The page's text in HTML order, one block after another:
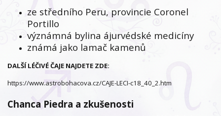
ze středního Peru, provincie Coronel
Portillo
význámná bylina ájurvédské medicíny
známá jako lamač kamenů
DALŠÍ LÉČIVÉ ČAJE NAJDETE ZDE:
https://www.astrobohacova.cz/CAJE-LECI-c18_40_2.htm
Chanca Piedra a zkušenosti